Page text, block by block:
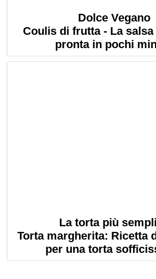
Dolce Vegano
Coulis di frutta - La
pronta in pochi
La torta più
Torta margherita: Ricetta
per una torta